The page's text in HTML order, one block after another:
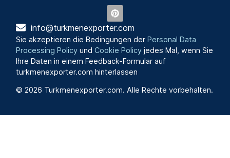
info@turkmenexporter.com
Sie akzeptieren die Bedingungen derPersonal Data
Processing Policy undCookie Policy jedes Mal, wenn Sie
Ihre Daten in einem Feedback-Formular auf
turkmenexporter.com hinterlassen
© 2026 Turkmenexporter.com. Alle Rechte vorbehalten.